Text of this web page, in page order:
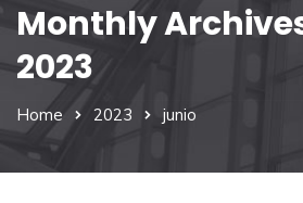
Monthly
2023
Home 2023 junio